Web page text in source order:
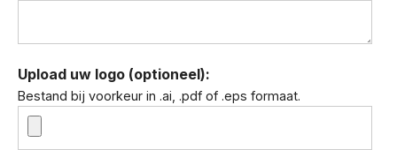
Upload uw logo (optioneel):
Bestand bij voorkeur in .ai, .pdf of .eps formaat.